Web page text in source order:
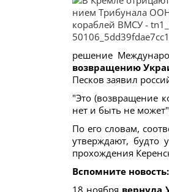
решение
возвращению
Песков заявил
"Это (возвращение
нет и быть не
По его словам,
утверждают, будто
прохождения
Вспомните новость:
18 ноября вернула